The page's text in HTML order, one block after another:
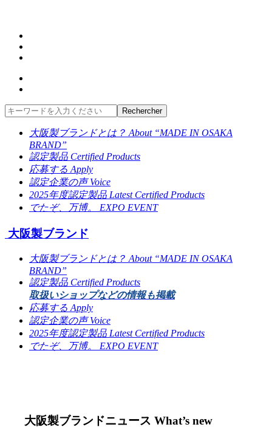
大阪製ブランドとは？ About “MADE IN OSAKA
BRAND”
認定製品 Certified Products
応募する Apply
認定企業の声 Voice
2025年度認定製品 Latest Certified Products
でたぞ、万博。
EXPO EVENT
大阪製ブランド
大阪製ブランドとは？ About “MADE IN OSAKA
BRAND”
認定製品 Certified Products
取扱いショップなどの情報も掲載
応募する Apply
認定企業の声 Voice
2025年度認定製品 Latest Certified Products
でたぞ、万博。
EXPO EVENT
大阪製ブランドニュース What’s new